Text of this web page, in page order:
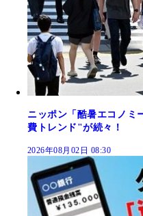
ニッポン「酷暑エコノミ
費トレンド"が続々！
2026年08月02日 08:30